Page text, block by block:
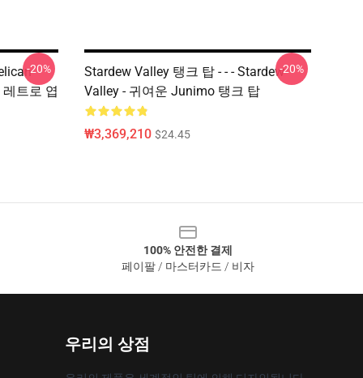
트로 엽
-20%
Stardew Valley 탱크 탑 - - - Stardew
Valley - 귀여운 Junimo 탱크 탑
₩3,369,210 $24.45
-20%
100% 안전한 결제
페이팔 / 마스터카드 / 비자
우리의 상점